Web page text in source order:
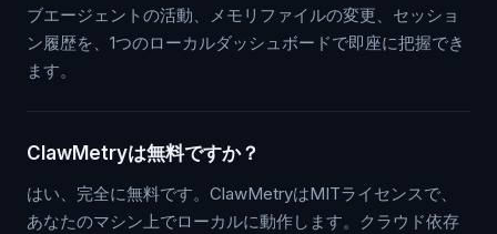
ブエージェントの活動、メモリファイルの変更、セッショ
ン履歴を、1つのローカルダッシュボードで即座に把握でき
ます。
ClawMetryは無料ですか？
はい、完全に無料です。ClawMetryはMITライセンスで、
あなたのマシン上でローカルに動作します。クラウド依存